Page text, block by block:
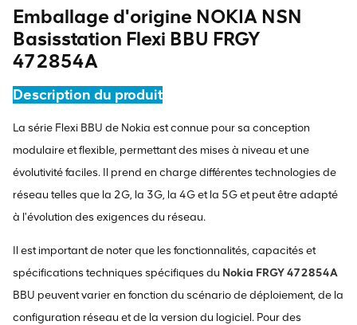
Emballage d'origine NOKIA NSN
Basisstation Flexi BBU FRGY
472854A
Description du produit
La série Flexi BBU de Nokia est connue pour sa conception
modulaire et flexible, permettant des mises à niveau et une
évolutivité faciles. Il prend en charge différentes technologies de
réseau telles que la 2G, la 3G, la 4G et la 5G et peut être adapté
à l'évolution des exigences du réseau.
Il est important de noter que les fonctionnalités, capacités et
spécifications techniques spécifiques du Nokia FRGY 472854A
BBU peuvent varier en fonction du scénario de déploiement, de la
configuration réseau et de la version du logiciel. Pour des